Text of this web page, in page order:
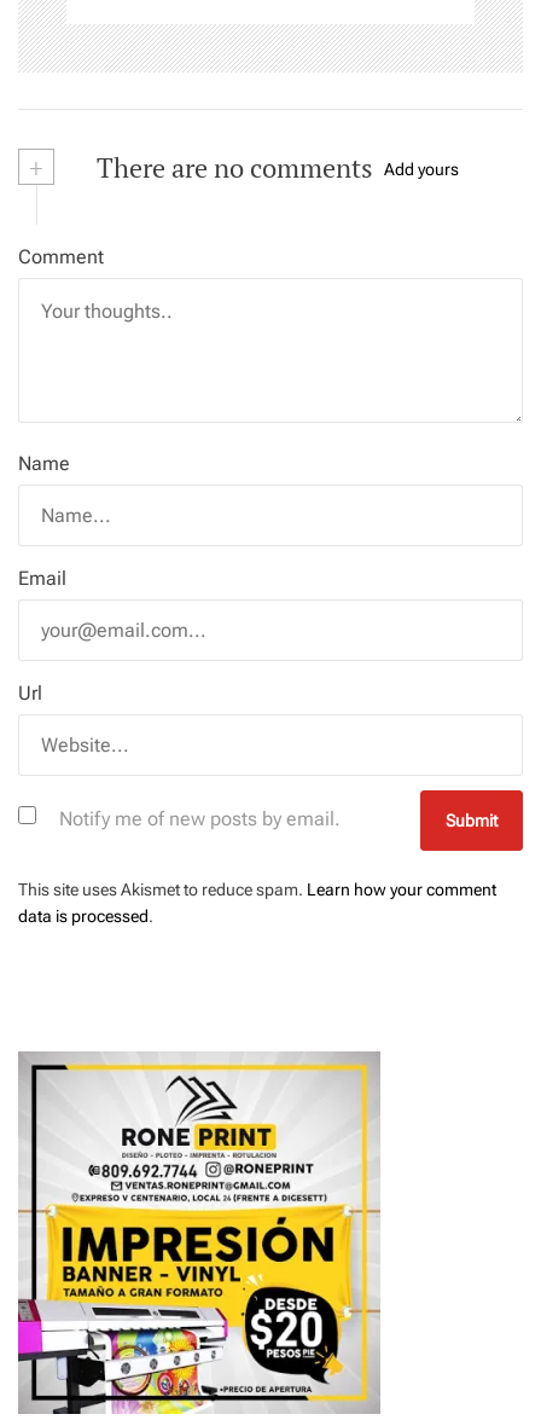
+ There are no comments Add yours
Comment
Name
Email
Url
Notify me of new posts by email.
This site uses Akismet to reduce spam. Learn how your comment
data is processed.